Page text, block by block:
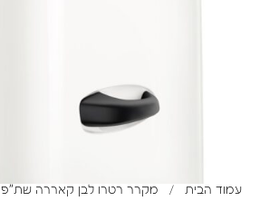
עמוד הבית / מקרר רטרו לבן קאררה שת”פ SMEG ופורשה